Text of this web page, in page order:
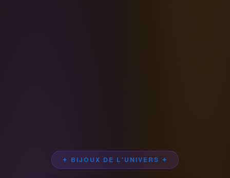
✦ BIJOUX DE L'UNIVERS ✦